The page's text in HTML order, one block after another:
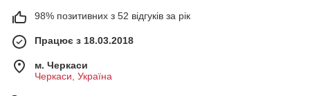
98% позитивних з 52 відгуків за рік
Працює з 18.03.2018
м. Черкаси
Черкаси, Україна